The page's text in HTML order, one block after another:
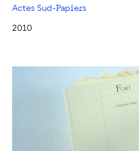
Actes Sud-Papiers
2010